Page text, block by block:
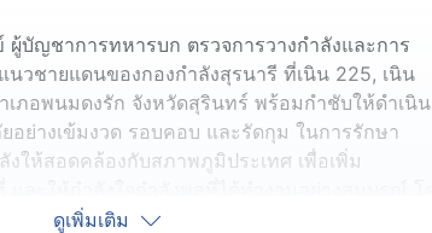
บัญชาการทหารบก ตรวจการวางกำลังและการ
วชายแดนของกองกำลังสุรนารี ที่เนิน 225, เนิน
เภอพนมดงรัก จังหวัดสุรินทร์ พร้อมกำชับให้ดำเนิน
ย่างเข้มงวด รอบคอบ และรัดกุม ในการรักษา
งให้สอดคล้องกับสภาพภูมิประเทศ เพื่อเพิ่ม
พื่อให้พื้นที่ชายแดนภาคตะวันออกเฉียงเหนือมีความ
ดูเพิ่มเติม